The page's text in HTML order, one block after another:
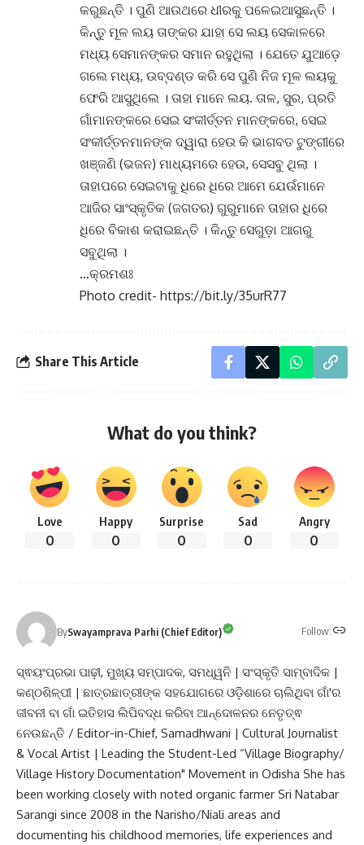
କରୁଛନ୍ତି । ପୁଣି ଆଉଥରେ ଧୀରକୁ ପଳେଇଆସୁଛନ୍ତି ।
କିନ୍ତୁ ମୂଳ ଲୟ ତାଙ୍କର ଯାହା ସେ ଲୟ ସେକାଳରେ
ମଧ୍ୟ ସେମାନଙ୍କର ସମାନ ରହୁଥିଲା । ଯେତେ ଯୁଆଡ଼େ
ଗଲେ ମଧ୍ୟ, ଉବ୍ଦଣ୍ଡ କରି ସେ ପୁଣି ନିଜ ମୂଳ ଲୟକୁ
ଫେରି ଆସୁଥିଲେ । ତାହା ମାନେ ଲୟ. ତାଳ, ସୁର, ପ୍ରତି
ଗାଁମାନଙ୍କରେ ସେଇ ସଂକୀର୍ତ୍ତନ ମାନଙ୍କରେ, ସେଇ
ସଂକୀର୍ତ୍ତନମାନଙ୍କ ଦ୍ୱାରା ହେଉ କି ଭାଗବତ ଟୁଙ୍ଗୀରେ
ଖଞ୍ଜଣି (ଭଜନ) ମାଧ୍ୟମରେ ହେଉ, ସେସବୁ ଥିଲା ।
ତାହାପରେ ସେଇଟାକୁ ଧିରେ ଧିରେ ଆମେ ଯେଉଁମାନେ
ଆଜିର ସାଂସ୍କୃତିକ (ଜଗତର) ଗୁରୁମାନେ ତାହାର ଧିରେ
ଧିରେ ବିକାଶ କରାଇଛନ୍ତି । କିନ୍ତୁ ସେଗୁଡ଼ା ଆଗରୁ
ସବୁଥିଲା ।
…କ୍ରମଶଃ
Photo credit- https://bit.ly/35urR77
Share This Article
What do you think?
Love
0
Happy
0
Surprise
0
Sad
0
Angry
0
BySwayamprava Parhi (Chief Editor) Follow:
ସ୍ଵୟଂପ୍ରଭା ପାଢ଼ୀ, ମୁଖ୍ୟ ସମ୍ପାଦକ, ସମଧ୍ୱନି | ସଂସ୍କୃତି ସାମ୍ବାଦିକ |
କଣ୍ଠଶିଳ୍ପୀ | ଛାତ୍ରଛାତ୍ରୀଙ୍କ ସହଯୋଗରେ ଓଡ଼ିଶାରେ ଚାଲିଥିବା ଗାଁ'ର
ଜୀବନୀ ବା ଗାଁ ଇତିହାସ ଲିପିବଦ୍ଧ କରିବା ଆନ୍ଦୋଳନର ନେତୃତ୍ଵ
ନେଉଛନ୍ତି / Editor-in-Chief, Samadhwani | Cultural Journalist
& Vocal Artist | Leading the Student-Led “Village Biography/
Village History Documentation" Movement in Odisha She has
been working closely with noted organic farmer Sri Natabar
Sarangi since 2008 in the Narisho/Niali areas and
documenting his childhood memories, life experiences and